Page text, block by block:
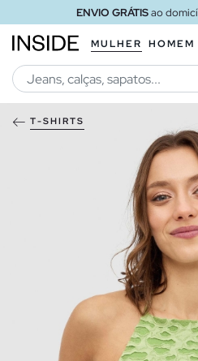
ENVIO GRÁTISao
MULHER HOMEM
T-SHIRTS